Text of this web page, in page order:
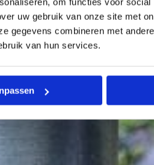
uw gebruik van onze site met
gegevens combineren met
van hun services.